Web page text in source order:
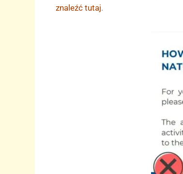
znaleźć tutaj.